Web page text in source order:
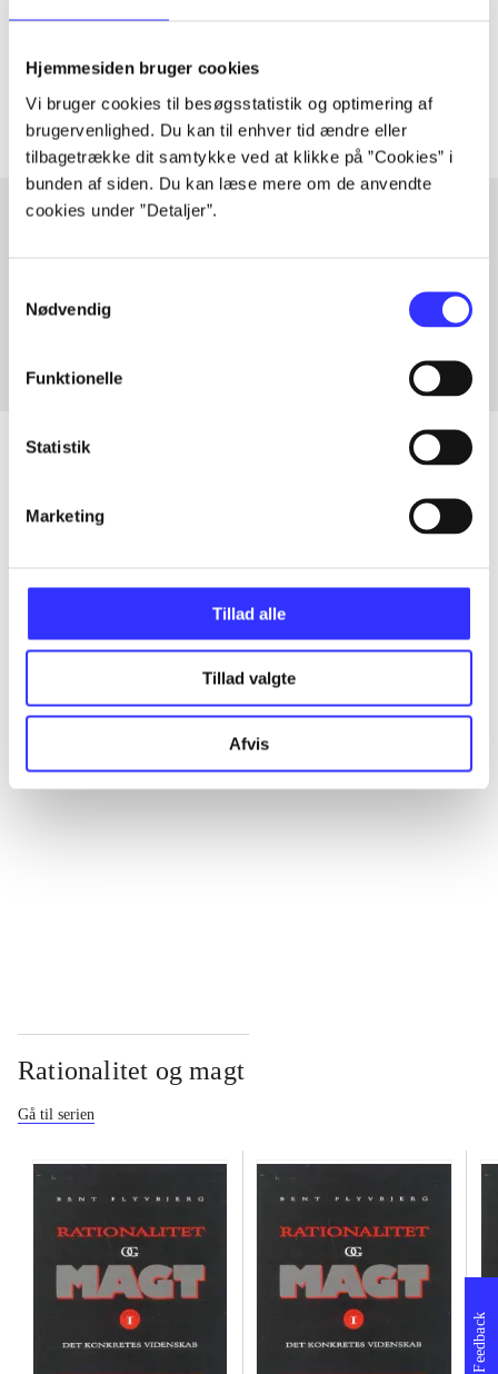
Hjemmesiden bruger cookies
Vi bruger cookies til besøgsstatistik og optimering af
brugervenlighed. Du kan til enhver tid ændre eller
tilbagetrække dit samtykke ved at klikke på ”Cookies” i
bunden af siden. Du kan læse mere om de anvendte
cookies under ”Detaljer”.
Nødvendig
Funktionelle
Statistik
Marketing
Tillad alle
Tillad valgte
Afvis
Artiklerne i handler ofte om
Fra
Artikler
Rationalitet og magt
Gå til serien
Feedback